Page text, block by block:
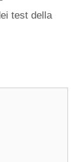
test della